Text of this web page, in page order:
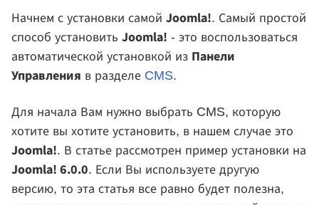
Начнем с установки самой Joomla!. Самый простой
способ установить Joomla! - это воспользоваться
автоматической установкой из Панели
Управления в разделе CMS.
Для начала Вам нужно выбрать CMS, которую
хотите вы хотите установить, в нашем случае это
Joomla!. В статье рассмотрен пример установки на
Joomla! 6.0.0. Если Вы используете другую
версию, то эта статья все равно будет полезна,